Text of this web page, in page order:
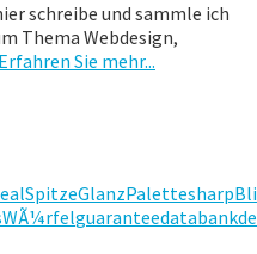
schreibe und sammle ich
Thema Webdesign,
Erfahren Sie mehr...
SpitzeGlanzPalettesharp
WÃ¼rfelguaranteedatabank